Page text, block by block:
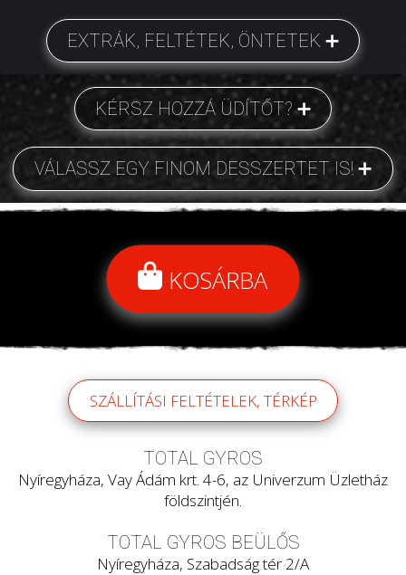
EXTRÁK, FELTÉTEK, ÖNTETEK
KÉRSZ HOZZÁ ÜDÍTŐT?
VÁLASSZ EGY FINOM DESSZERTET IS!
KOSÁRBA
SZÁLLÍTÁSI FELTÉTELEK, TÉRKÉP
TOTAL GYROS
Nyíregyháza, Vay Ádám krt. 4-6, az Univerzum Üzletház
földszintjén.
TOTAL GYROS BEÜLŐS
Nyíregyháza, Szabadság tér 2/A